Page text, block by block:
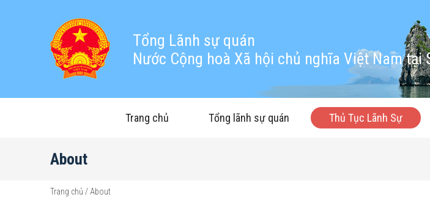
Tổng Lãnh sự quán
Nước Cộng hoà Xã hội chủ nghĩa Việt Nam tại
Trang chủ Tổng lãnh sự quán Thủ Tục Lãnh Sự
About
Trang chủ / About